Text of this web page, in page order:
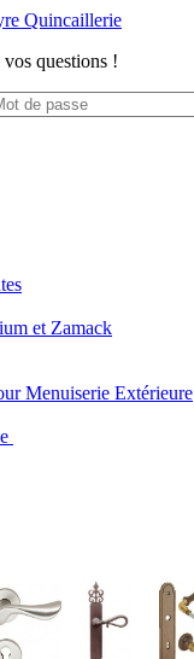
questions !
et Zamack
Menuiserie Extérieure